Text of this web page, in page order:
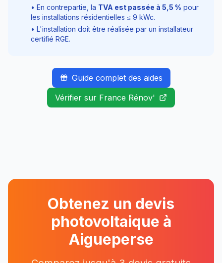
• En contrepartie, la TVA est passée à 5,5 % pour
les installations résidentielles ≤ 9 kWc.
• L'installation doit être réalisée par un installateur
certifié RGE.
Guide complet des aides
Vérifier sur France Rénov'
Obtenez un devis
photovoltaique à
Aigueperse